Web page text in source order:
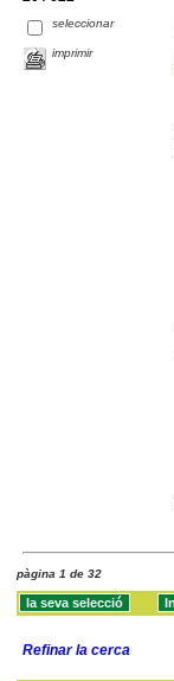
seleccionar
imprimir
pàgina 1 de 32
Refinar la cerca